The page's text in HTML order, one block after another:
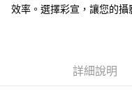
中國信託商業銀行
宅配
效率。選擇彩宣，讓您的攝
詳細說明